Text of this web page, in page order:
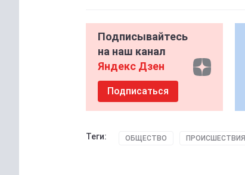
Подписывайтесь
на наш канал
Яндекс Дзен
Подписаться
Теги: ОБЩЕСТВО ПРОИСШЕСТВИЯ